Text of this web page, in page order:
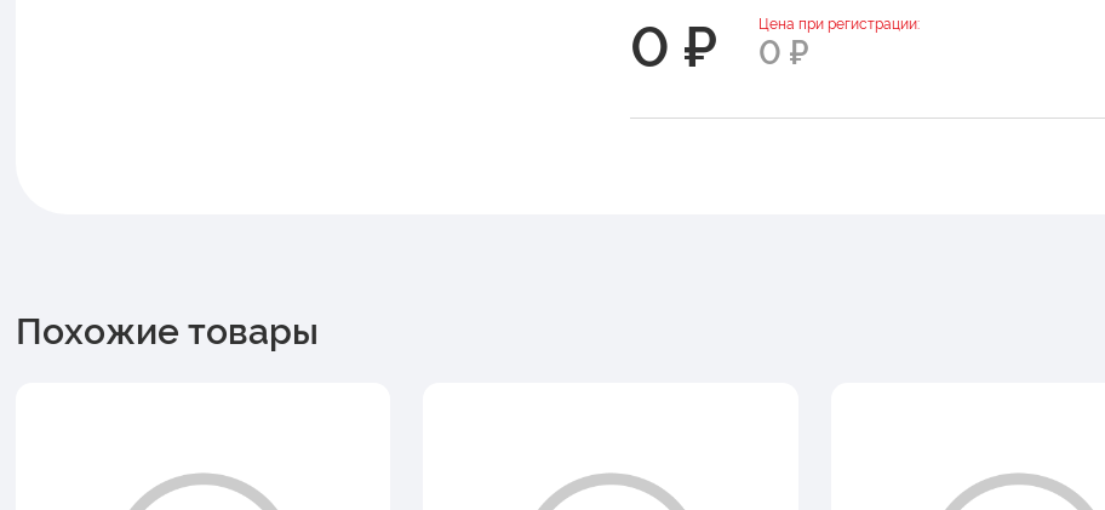
0 ₽ Цена при регистрации:
0 ₽
Похожие товары